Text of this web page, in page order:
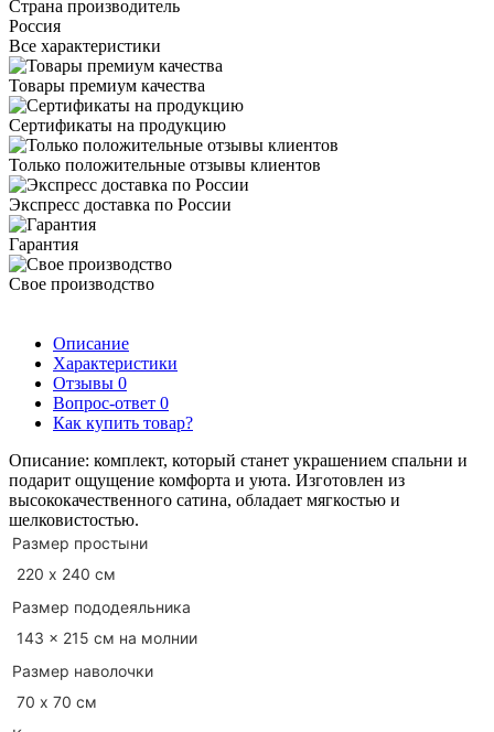
Страна производитель
Россия
Все характеристики
Товары премиум качества
Сертификаты на продукцию
Только положительные отзывы клиентов
Экспресс доставка по России
Гарантия
Свое производство
Описание
Характеристики
Отзывы 0
Вопрос-ответ 0
Как купить товар?
Описание: комплект, который станет украшением спальни и
подарит ощущение комфорта и уюта. Изготовлен из
высококачественного сатина, обладает мягкостью и
шелковистостью.
Размер простыни
220 х 240 см
Размер пододеяльника
143 x 215 см на молнии
Размер наволочки
70 х 70 см